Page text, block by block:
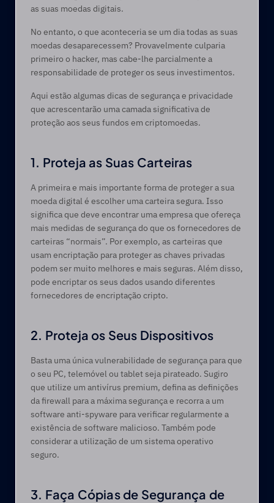
as suas moedas digitais.
No entanto, o que aconteceria se um dia todas as suas
moedas desaparecessem? Provavelmente culparia
primeiro o hacker, mas cabe-lhe parcialmente a
responsabilidade de proteger os seus investimentos.
Aqui estão algumas dicas de segurança e privacidade
que acrescentarão uma camada significativa de
proteção aos seus fundos em criptomoedas.
1. Proteja as Suas Carteiras
A primeira e mais importante forma de proteger a sua
moeda digital é escolher uma carteira segura. Isso
significa que deve encontrar uma empresa que ofereça
mais medidas de segurança do que os fornecedores de
carteiras “normais”. Por exemplo, as carteiras que
usam encriptação para proteger as chaves privadas
podem ser muito melhores e mais seguras. Além disso,
pode encriptar os seus dados usando diferentes
fornecedores de encriptação cripto.
2. Proteja os Seus Dispositivos
Basta uma única vulnerabilidade de segurança para que
o seu PC, telemóvel ou tablet seja pirateado. Sugiro
que utilize um antivírus premium, defina as definições
da firewall para a máxima segurança e recorra a um
software anti-spyware para verificar regularmente a
existência de software malicioso. Também pode
considerar a utilização de um sistema operativo
seguro.
3. Faça Cópias de Segurança de